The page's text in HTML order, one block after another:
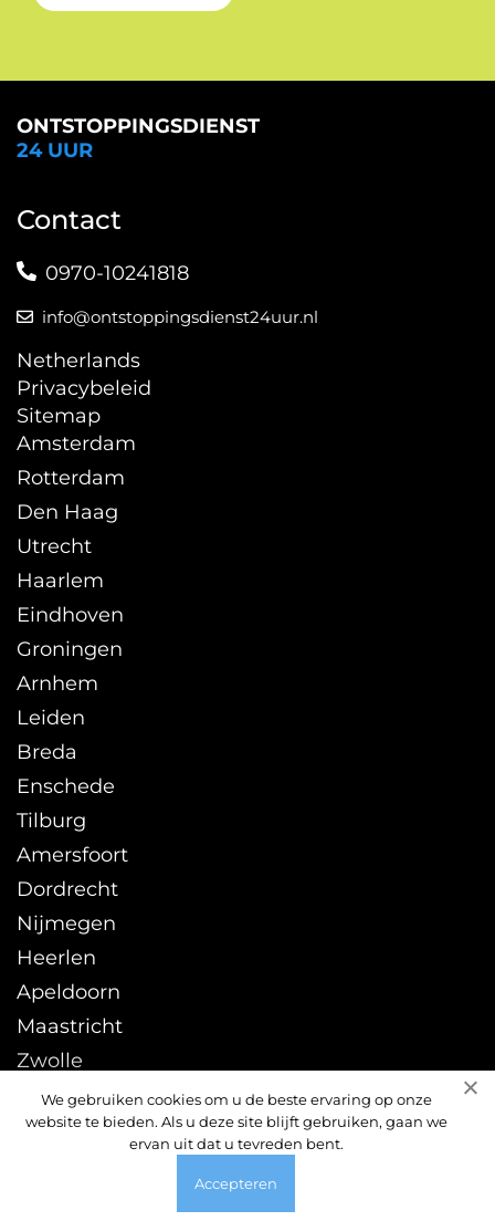
We gebruiken cookies om u de beste ervaring op onze
website te bieden. Als u deze site blijft gebruiken, gaan we
ervan uit dat u tevreden bent.
Accepteren
ONTSTOPPINGSDIENST
24 UUR
Contact
0970-10241818
info@ontstoppingsdienst24uur.nl
Netherlands
Privacybeleid
Sitemap
Amsterdam
Rotterdam
Den Haag
Utrecht
Haarlem
Eindhoven
Groningen
Arnhem
Leiden
Breda
Enschede
Tilburg
Amersfoort
Dordrecht
Nijmegen
Heerlen
Apeldoorn
Maastricht
Zwolle
Leeuwarden
Sittard